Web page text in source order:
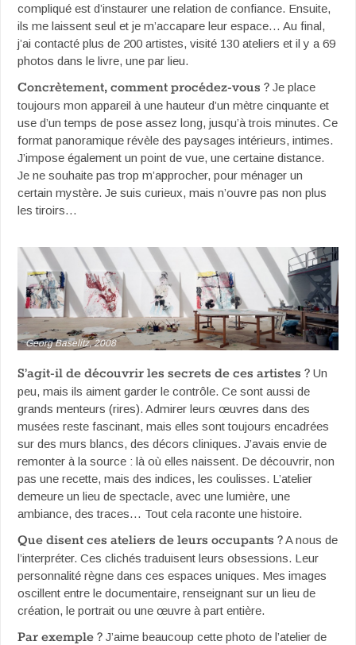
compliqué est d’instaurer une relation de confiance. Ensuite,
ils me laissent seul et je m’accapare leur espace… Au final,
j’ai contacté plus de 200 artistes, visité 130 ateliers et il y a 69
photos dans le livre, une par lieu.
Concrètement, comment procédez-vous ? Je place
toujours mon appareil à une hauteur d’un mètre cinquante et
use d’un temps de pose assez long, jusqu’à trois minutes. Ce
format panoramique révèle des paysages intérieurs, intimes.
J’impose également un point de vue, une certaine distance.
Je ne souhaite pas trop m’approcher, pour ménager un
certain mystère. Je suis curieux, mais n’ouvre pas non plus
les tiroirs…
Georg Baselitz, 2008
S’agit-il de découvrir les secrets de ces artistes ? Un
peu, mais ils aiment garder le contrôle. Ce sont aussi de
grands menteurs (rires). Admirer leurs œuvres dans des
musées reste fascinant, mais elles sont toujours encadrées
sur des murs blancs, des décors cliniques. J’avais envie de
remonter à la source : là où elles naissent. De découvrir, non
pas une recette, mais des indices, les coulisses. L’atelier
demeure un lieu de spectacle, avec une lumière, une
ambiance, des traces… Tout cela raconte une histoire.
Que disent ces ateliers de leurs occupants ?A nous de
l’interpréter. Ces clichés traduisent leurs obsessions. Leur
personnalité règne dans ces espaces uniques. Mes images
oscillent entre le documentaire, renseignant sur un lieu de
création, le portrait ou une œuvre à part entière.
Par exemple ? J’aime beaucoup cette photo de l’atelier de